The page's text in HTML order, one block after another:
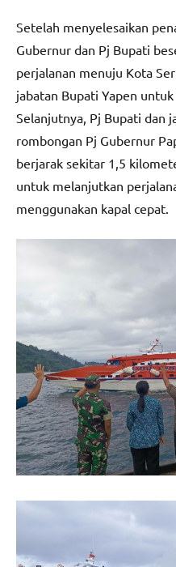
Setelah menyelesaikan
Gubernur dan Pj Bupati
perjalanan menuju Kota
jabatan Bupati Yapen
Selanjutnya, Pj Bupati dan
rombongan Pj Gubernur
berjarak sekitar 1,5
untuk melanjutkan
menggunakan kapal cepat.